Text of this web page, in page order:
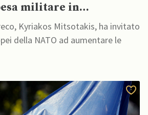
militare in
PILKyriakos Mitsotakis, ha invitato
della NATO ad aumentare le